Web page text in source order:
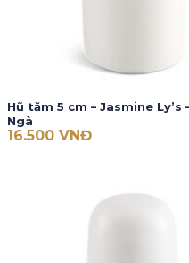
Hũ tăm 5 cm – Jasmine Ly’s
Ngà
16.500 VNĐ